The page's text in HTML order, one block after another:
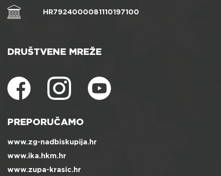
HR7924000081110197100
DRUŠTVENE MREŽE
PREPORUČAMO
www.zg-nadbiskupija.hr
www.ika.hkm.hr
www.zupa-krasic.hr